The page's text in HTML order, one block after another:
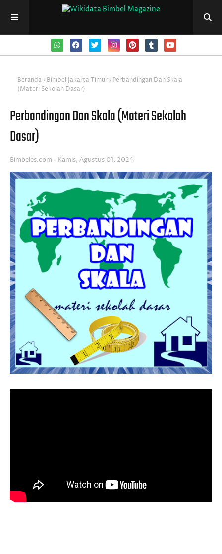
Beranda Bimbel Jakarta Timur
Perbandingan Dan Skala
(Materi Sekolah Dasar)
Perbandingan Dan Skala (Materi Sekolah
Dasar)
Bimbeles.com Kamis, Agustus 01, 2024